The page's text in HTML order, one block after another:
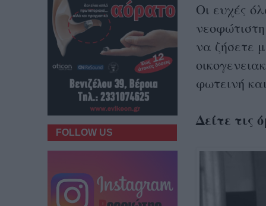
Οι ευχές
να ζήσετε
φωτεινή
Δείτε τις
FOLLOW US